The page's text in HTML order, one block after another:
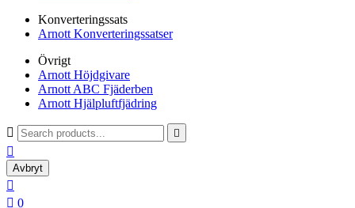
Konverteringssats
Arnott Konverteringssatser
Övrigt
Arnott Höjdgivare
Arnott ABC Fjäderben
Arnott Hjälpluftfjädring
 

Avbryt

 0